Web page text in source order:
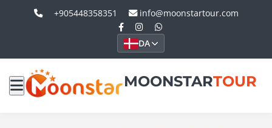
+905448358351 info@moonstartour.com
DA
MOONSTARTOUR